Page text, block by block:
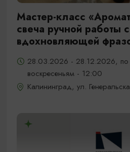
Мастер-класс
свеча ручной работы с
вдохновляющей
28.03.2026 - 28.12.2026, по
воскресеньям - 12:00
Калининград, ул.